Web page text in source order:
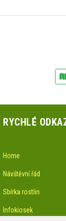
RYCHLÉ
Home
Návštěvní řád
Sbírka rostlin
Infokiosek